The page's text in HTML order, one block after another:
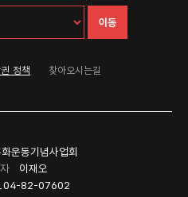
이동
정책 찾아오시는길
운동기념사업회
이재오
82-07602